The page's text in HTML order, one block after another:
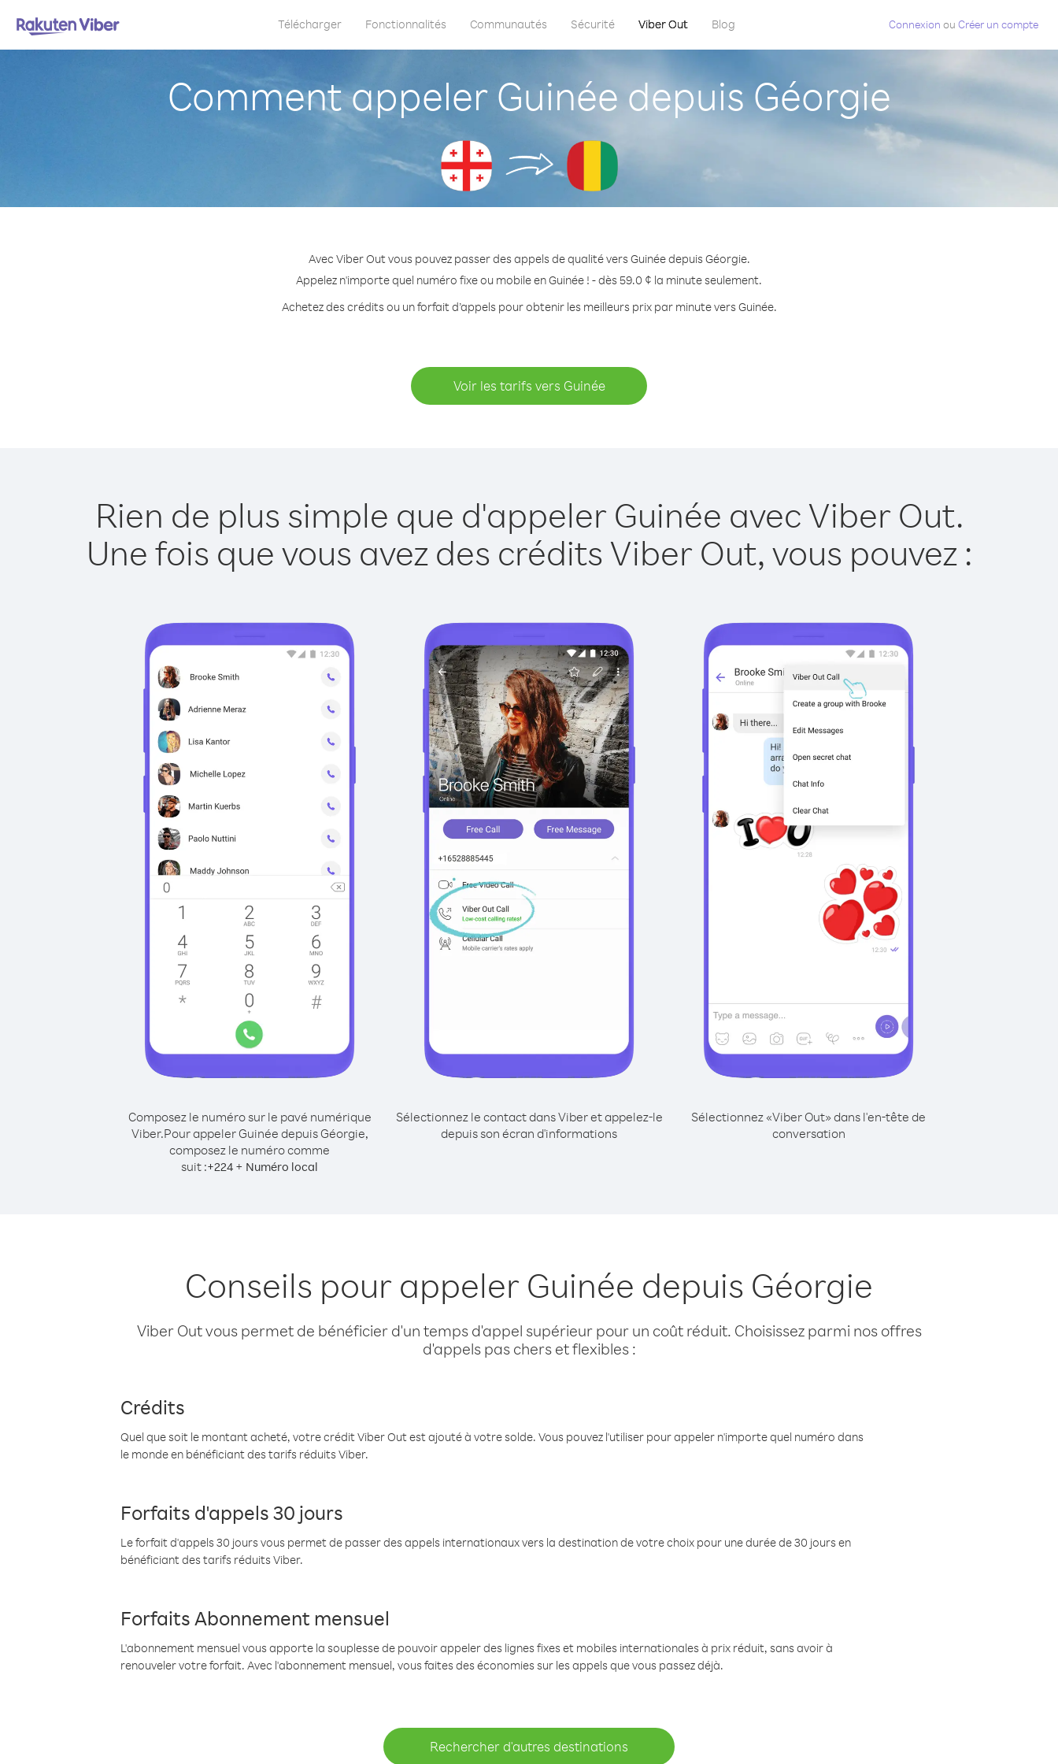
Télécharger Fonctionnalités Communautés Sécurité Viber Out Blog Connexion ou Créer un compte
Comment appeler Guinée depuis Géorgie
Avec Viber Out vous pouvez passer des appels de qualité vers Guinée depuis Géorgie.
Appelez n'importe quel numéro fixe ou mobile en Guinée ! - dès 59.0 ¢ la minute seulement.
Achetez des crédits ou un forfait d’appels pour obtenir les meilleurs prix par minute vers Guinée.
Voir les tarifs vers Guinée
Rien de plus simple que d'appeler Guinée avec Viber Out.
Une fois que vous avez des crédits Viber Out, vous pouvez :
Composez le numéro sur le pavé numérique
Viber.Pour appeler Guinée depuis Géorgie,
composez le numéro comme
suit :+224 + Numéro local
Sélectionnez le contact dans Viber et appelez-le
depuis son écran d'informations
Sélectionnez «Viber Out» dans l'en-tête de
conversation
Conseils pour appeler Guinée depuis Géorgie
Viber Out vous permet de bénéficier d'un temps d'appel supérieur pour un coût réduit. Choisissez parmi nos offres
d'appels pas chers et flexibles :
Crédits
Quel que soit le montant acheté, votre crédit Viber Out est ajouté à votre solde. Vous pouvez l'utiliser pour appeler n'importe quel numéro dans
le monde en bénéficiant des tarifs réduits Viber.
Forfaits d'appels 30 jours
Le forfait d'appels 30 jours vous permet de passer des appels internationaux vers la destination de votre choix pour une durée de 30 jours en
bénéficiant des tarifs réduits Viber.
Forfaits Abonnement mensuel
L'abonnement mensuel vous apporte la souplesse de pouvoir appeler des lignes fixes et mobiles internationales à prix réduit, sans avoir à
renouveler votre forfait. Avec l'abonnement mensuel, vous faites des économies sur les appels que vous passez déjà.
Rechercher d'autres destinations